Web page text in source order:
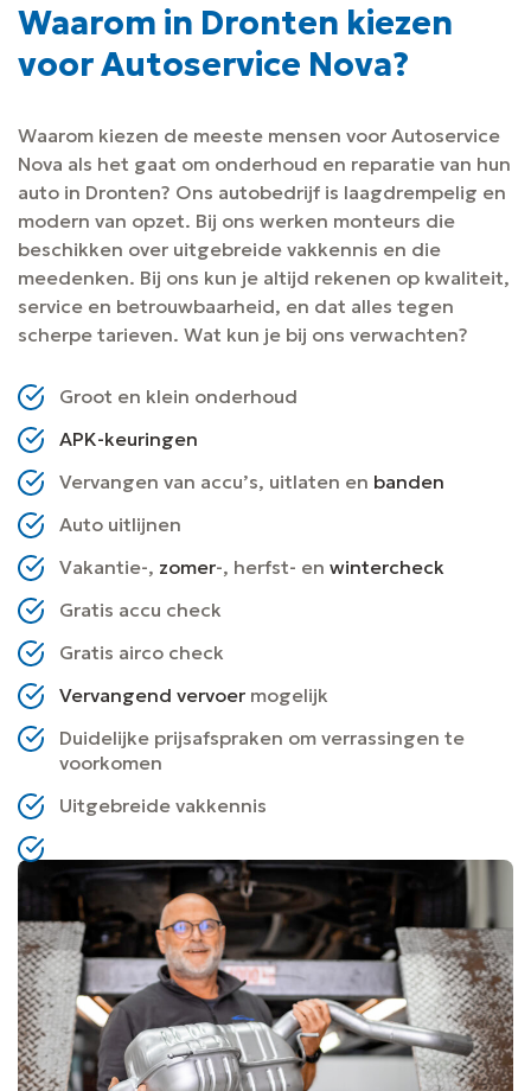
Waarom in Dronten kiezen
voor Autoservice Nova?
Waarom kiezen de meeste mensen voor Autoservice
Nova als het gaat om onderhoud en reparatie van hun
auto in Dronten? Ons autobedrijf is laagdrempelig en
modern van opzet. Bij ons werken monteurs die
beschikken over uitgebreide vakkennis en die
meedenken. Bij ons kun je altijd rekenen op kwaliteit,
service en betrouwbaarheid, en dat alles tegen
scherpe tarieven. Wat kun je bij ons verwachten?
Groot en klein onderhoud
APK-keuringen
Vervangen van accu’s, uitlaten en banden
Auto uitlijnen
Vakantie-, zomer-, herfst- en wintercheck
Gratis accu check
Gratis airco check
Vervangend vervoer mogelijk
Duidelijke prijsafspraken om verrassingen te
voorkomen
Uitgebreide vakkennis